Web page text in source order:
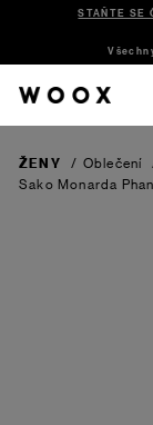
STAŇTE SE
ŽENY / Oblečení
Sako Monarda